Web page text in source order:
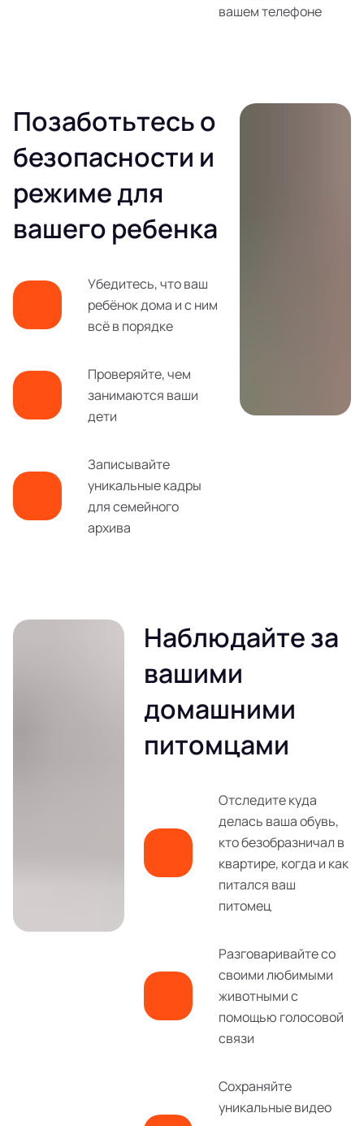
вашем телефоне
Позаботьтесь о
безопасности и
режиме для
вашего ребенка
Убедитесь, что ваш
ребёнок дома и с ним
всё в порядке
Проверяйте, чем
занимаются ваши
дети
Записывайте
уникальные кадры
для семейного
архива
Наблюдайте за
вашими
домашними
питомцами
Отследите куда
делась ваша обувь,
кто безобразничал в
квартире, когда и как
питался ваш
питомец
Разговаривайте со
своими любимыми
животными с
помощью голосовой
связи
Сохраняйте
уникальные видео